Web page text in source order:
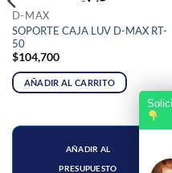
D-MAX
SOPORTE CAJA LUV D-MAX RT-
50
$104,700
AÑADIR AL CARRITO
AÑADIR AL
PRESUPUESTO